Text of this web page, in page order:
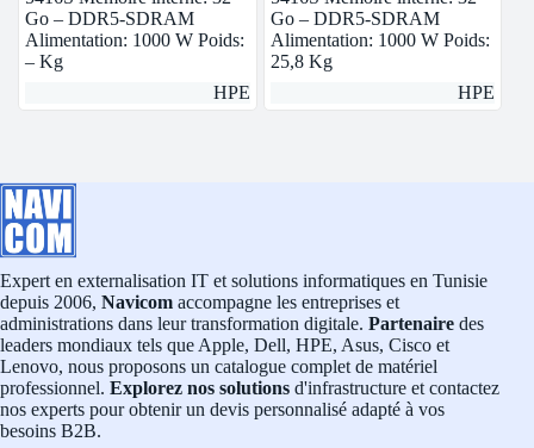
Go – DDR5-SDRAM
Alimentation: 1000 W Poids:
– Kg
HPE
Go – DDR5-SDRAM
Alimentation: 1000 W Poids:
25,8 Kg
HPE
Expert en externalisation IT et solutions informatiques en Tunisie
depuis 2006, Navicom accompagne les entreprises et
administrations dans leur transformation digitale. Partenaire des
leaders mondiaux tels que Apple, Dell, HPE, Asus, Cisco et
Lenovo, nous proposons un catalogue complet de matériel
professionnel. Explorez nos solutions d'infrastructure et contactez
nos experts pour obtenir un devis personnalisé adapté à vos
besoins B2B.